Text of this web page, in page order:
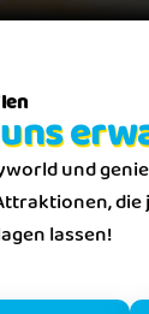
und
die
lassen!